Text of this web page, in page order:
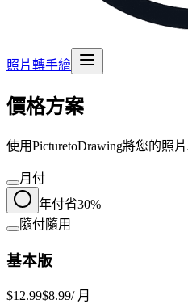
照片轉手繪
價格方案
使用PicturetoDrawing將您的照
月付
年付省30%
隨付隨用
基本版
$12.99$8.99/ 月